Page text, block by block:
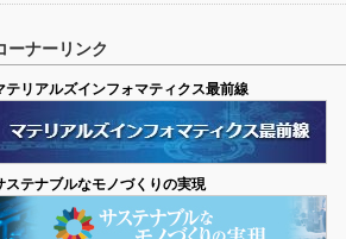
ーナーリンク
テリアルズインフォマティクス最前線
ステナブルなモノづくりの実現